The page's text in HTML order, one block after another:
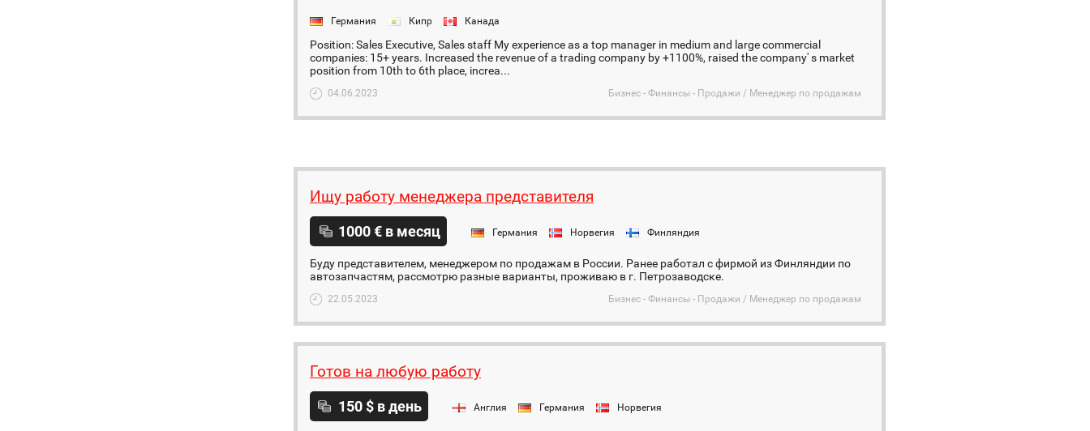
Германия Кипр Канада
Position: Sales Executive, Sales staff My experience as a top manager in medium and large commercial
companies: 15+ years. Increased the revenue of a trading company by +1100%, raised the company' s market
position from 10th to 6th place, increa...
04.06.2023 Бизнес - Финансы - Продажи / Менеджер по продажам
Ищу работу менеджера представителя
1000 € в месяц Германия Норвегия Финляндия
Буду представителем, менеджером по продажам в России. Ранее работал с фирмой из Финляндии по
автозапчастям, рассмотрю разные варианты, проживаю в г. Петрозаводске.
22.05.2023 Бизнес - Финансы - Продажи / Менеджер по продажам
Готов на любую работу
150 $ в день Англия Германия Норвегия